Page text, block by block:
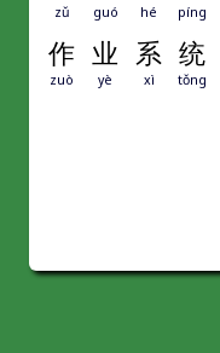
zǔ guó hé píng
作 业 系 统
zuò yè xì tǒng